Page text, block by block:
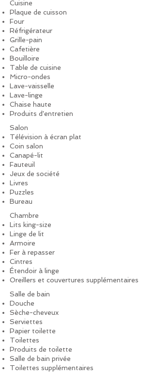
Cuisine
Plaque de cuisson
Four
Réfrigérateur
Grille-pain
Cafetière
Bouilloire
Table de cuisine
Micro-ondes
Lave-vaisselle
Lave-linge
Chaise haute
Produits d'entretien
Salon
Télévision à écran plat
Coin salon
Canapé-lit
Fauteuil
Jeux de société
Livres
Puzzles
Bureau
Chambre
Lits king-size
Linge de lit
Armoire
Fer à repasser
Cintres
Étendoir à linge
Oreillers et couvertures supplémentaires
Salle de bain
Douche
Sèche-cheveux
Serviettes
Papier toilette
Toilettes
Produits de toilette
Salle de bain privée
Toilettes supplémentaires